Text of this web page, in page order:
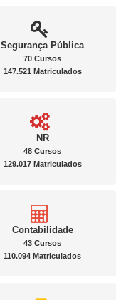
Segurança Pública
70 Cursos
147.521 Matriculados
NR
48 Cursos
129.017 Matriculados
Contabilidade
43 Cursos
110.094 Matriculados